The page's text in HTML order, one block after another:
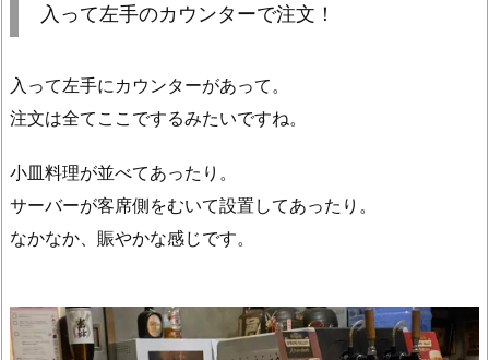
入って左手のカウンターで注文！
入って左手にカウンターがあって。
注文は全てここでするみたいですね。
小皿料理が並べてあったり。
サーバーが客席側をむいて設置してあったり。
なかなか、賑やかな感じです。